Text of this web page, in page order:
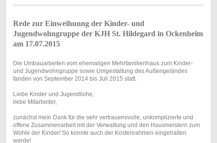
Rede zur Einweihunng der Kinder- und
Jugendwohngruppe der KJH St. Hildegard in Ockenheim
am 17.07.2015
Die Umbauarbeiten vom ehemaligen Mehrfamilienhaus zum Kinder-
und Jugendwohngruppe sowie Umgestaltung des Außengeländes
fanden von September 2014 bis Juli 2015 statt.
Liebe Kinder und Jugendliche,
liebe Mitarbeiter,
zunächst mein Dank für die sehr vertrauensvolle, unkomplizierte und
offene Zusammenarbeit mit der Verwaltung und den Hausmeistern zum
Wohle der Kinder! So konnte auch der Kostenrahmen eingehalten
werde!